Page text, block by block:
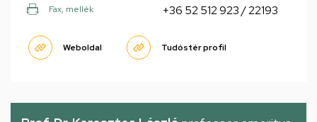
Fax, mellék +36 52 512 923 / 22193
Weboldal Tudóstér profil